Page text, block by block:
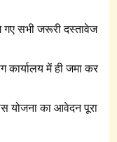
सभी जरूरी दस्तावेज
में ही जमा कर
योजना का आवेदन पूरा